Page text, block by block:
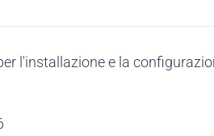
l'installazione e la